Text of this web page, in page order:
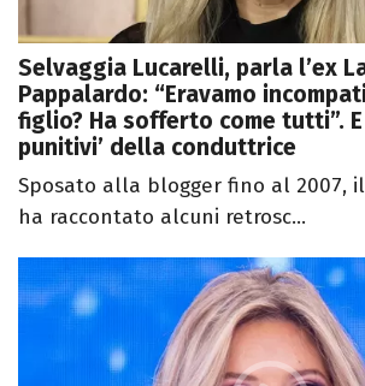
Selvaggia Lucarelli, parla l’ex
Pappalardo: “Eravamo
figlio? Ha sofferto come tutti”.
punitivi’ della conduttrice
Sposato alla blogger fino al 2007,
ha raccontato alcuni retrosc...